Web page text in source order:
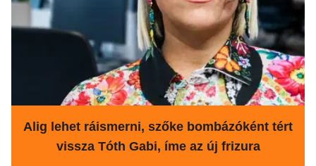
Alig lehet ráismerni, szőke bombázóként tért
vissza Tóth Gabi, íme az új frizura